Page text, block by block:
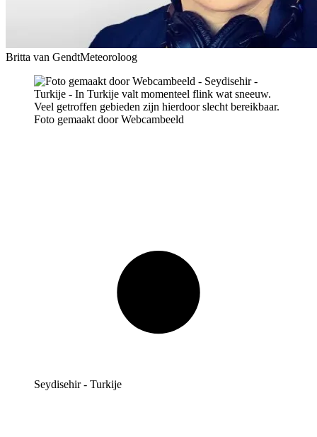
Britta van GendtMeteoroloog
Foto gemaakt door Webcambeeld
Seydisehir - Turkije